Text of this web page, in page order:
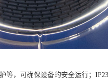
，可确保设备的安全运行；